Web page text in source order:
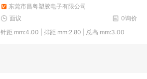
东莞市昌粤塑胶电子有限公司
0询价
面议
针距 mm:4.00 | 排距 mm:2.80 | 总高 mm:3.00